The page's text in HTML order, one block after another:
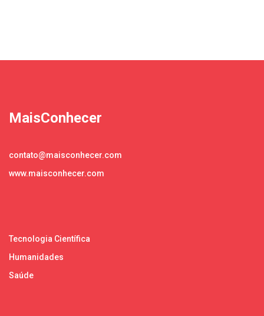
MaisConhecer
contato@maisconhecer.com
www.maisconhecer.com
Tecnologia Científica
Humanidades
Saúde